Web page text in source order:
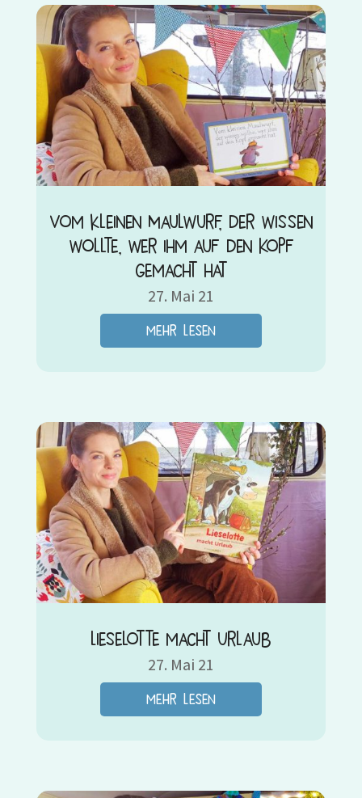
Vom kleinen Maulwurf, der wissen
wollte, wer ihm auf den Kopf
gemacht hat
27. Mai 21
mehr lesen
Lieselotte macht Urlaub
27. Mai 21
mehr lesen